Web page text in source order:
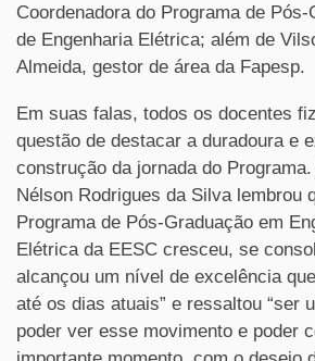
Coordenadora do Programa de Pós-
de Engenharia Elétrica; além de
Almeida, gestor de área da Fapesp.
Em suas falas, todos os docentes
questão de destacar a duradoura e
construção da jornada do
Nélson Rodrigues da Silva lembrou
Programa de Pós-Graduação em
Elétrica da EESC cresceu, se
alcançou um nível de excelência
até os dias atuais” e ressaltou “ser
poder ver esse movimento e poder